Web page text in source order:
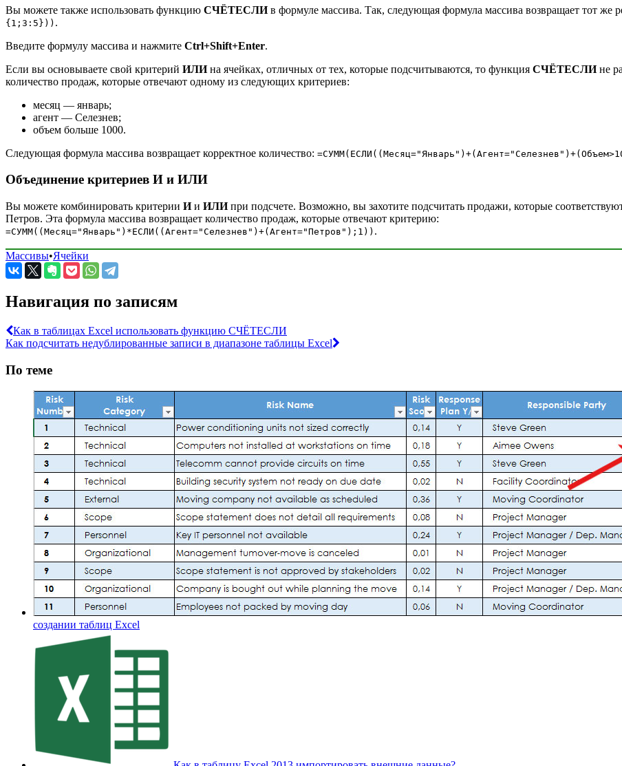
Вы можете также использовать функцию СЧЁТЕСЛИв формуле массива. Так, следующая формула массива возвращает тот же
{1;3:5})) .
Введите формулу массива и нажмите Ctrl+Shift+Enter.
Если вы основываете свой критерий ИЛИна ячейках, отличных от тех, которые подсчитываются, то функция СЧЁТЕСЛИне
количество продаж, которые отвечают одному из следующих критериев:
месяц — январь;
агент — Селезнев;
объем больше 1000.
Следующая формула массива возвращает корректное количество:
Объединение критериев И и ИЛИ
Вы можете комбинировать критерии Ии ИЛИпри подсчете. Возможно, вы захотите подсчитать продажи, которые
Петров. Эта формула массива возвращает количество продаж, которые отвечают критерию:
=СУММ((Месяц="Январь")*ЕСЛИ((Агент="Селезнев")+(Агент="Петров");1)) .
Массивы•Ячейки
Навигация по записям
Как в таблицах Excel использовать функцию СЧЁТЕСЛИ
Как подсчитать недублированные записи в диапазоне таблицы Excel
По теме
создании таблиц Excel